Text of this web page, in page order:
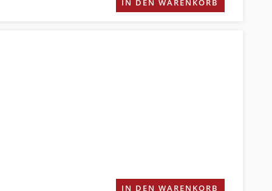
IN DEN WARENKORB
IN DEN WARENKORB